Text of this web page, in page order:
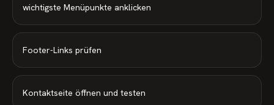
wichtigste Menüpunkte anklicken
Footer-Links prüfen
Kontaktseite öffnen und testen